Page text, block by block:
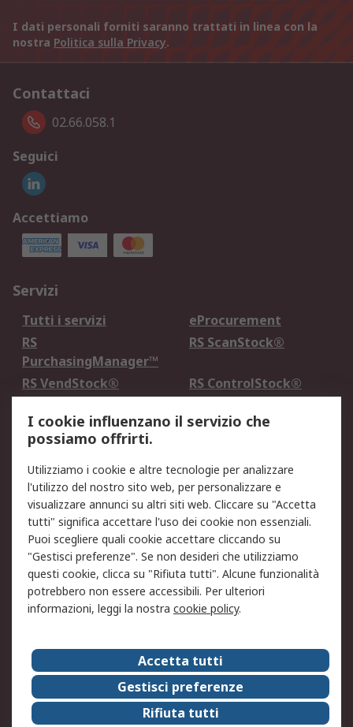
I dati personali forniti saranno trattati in linea con la
nostra Politica sulla Privacy.
Contattaci
02.66.058.1
Seguici
Accettiamo
Servizi
Tutti i servizi
eProcurement
RS
PurchasingManager™
RS ScanStock®
RS VendStock®
RS ControlStock®
Legale
Informativa Cookie
Informativa Privacy -
Aggiornata
Email Security
Termini d'uso
Condizioni di vendita
Condizioni generali di
servizio
Etica e responsabilità
Chi Siamo
Chi Siamo
Contattaci
Supporto
ESG
Carriere
RS Group
Press Centre
Discovery: il Blog di RS
I cookie influenzano il servizio che
possiamo offrirti.
Utilizziamo i cookie e altre tecnologie per analizzare
l'utilizzo del nostro sito web, per personalizzare e
visualizzare annunci su altri siti web. Cliccare su "Accetta
tutti" significa accettare l'uso dei cookie non essenziali.
Puoi scegliere quali cookie accettare cliccando su
"Gestisci preferenze". Se non desideri che utilizziamo
questi cookie, clicca su "Rifiuta tutti". Alcune funzionalità
potrebbero non essere accessibili. Per ulteriori
informazioni, leggi la nostra cookie policy.
Accetta tutti
Gestisci preferenze
Rifiuta tutti